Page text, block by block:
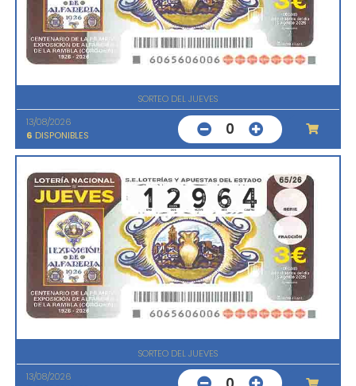
SORTEO DEL JUEVES
13/08/2026
6 DISPONIBLES 0
SORTEO DEL JUEVES
13/08/2026